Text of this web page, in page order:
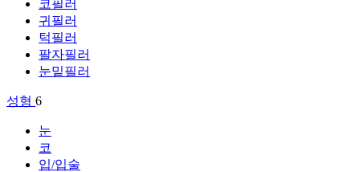
코필러
귀필러
턱필러
팔자필러
눈밑필러
성형 6
눈
코
입/입술